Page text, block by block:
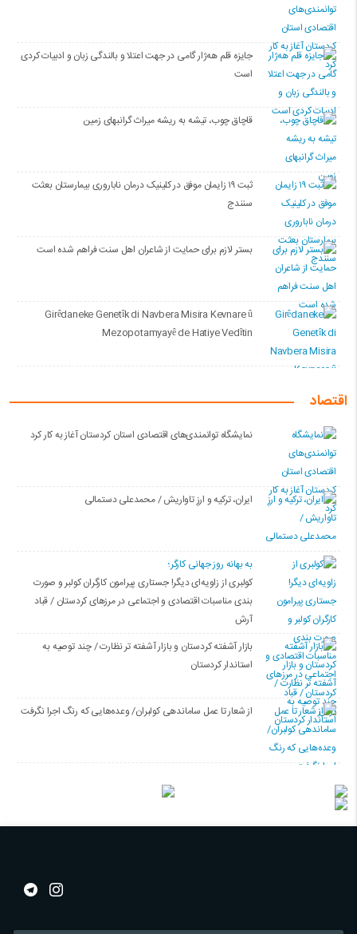
جایزه قلم هه‌ژار گامی در جهت اعتلا و بالندگی زبان و ادبیات کردی
است
قاچاق چوب، تیشه به ریشه میراث گرانبهای زمین
ثبت ۱۹ زایمان موفق در کلینیک درمان ناباروری بیمارستان بعثت
سنندج
بستر لازم برای حمایت از شاعران اهل سنت فراهم شده است
Girêdaneke Genetîk di Navbera Misira Kevnare û
Mezopotamyayê de Hatiye Vedîtin
اقتصاد
نمایشگاه توانمندی‌های اقتصادی استان کردستان آغاز به کار کرد
ایران، ترکیه و ارزِ تاواریش / محمدعلی دستمالی
به بهانه روز جهانی کارگر؛
کولبری از زاویه‌ای دیگر! جستاری پیرامون کارگران کولبر و صورت
بندی مناسبات اقتصادی و اجتماعی در مرزهای کردستان / قباد
آرش
بازار آشفته کردستان و بازار آشفته­ تر نظارت / چند توصیه به
استاندار کردستان
از شعار تا عمل ساماندهی کولبران/ وعده‌هایی که رنگ اجرا نگرفت